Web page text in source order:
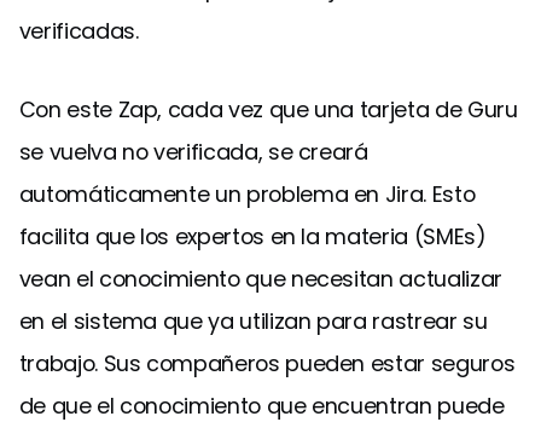
verificadas.
Con este Zap, cada vez que una tarjeta de Guru
se vuelva no verificada, se creará
automáticamente un problema en Jira. Esto
facilita que los expertos en la materia (SMEs)
vean el conocimiento que necesitan actualizar
en el sistema que ya utilizan para rastrear su
trabajo. Sus compañeros pueden estar seguros
de que el conocimiento que encuentran puede